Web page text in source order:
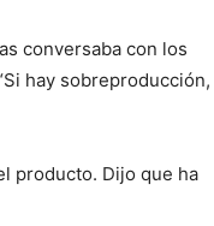
conversaba con los
hay sobreproducción,
producto. Dijo que ha